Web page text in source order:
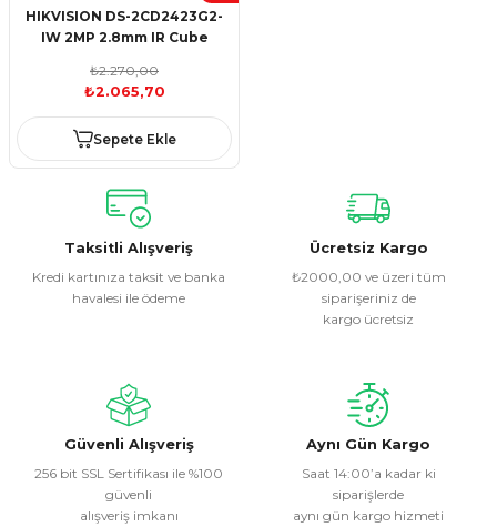
HIKVISION DS-2CD2423G2-
IW 2MP 2.8mm IR Cube
₺2.270,00
₺2.065,70
Sepete Ekle
Taksitli Alışveriş
Kredi kartınıza taksit ve banka
havalesi ile ödeme
Ücretsiz Kargo
₺2000,00 ve üzeri tüm
siparişeriniz de
kargo ücretsiz
Güvenli Alışveriş
256 bit SSL Sertifikası ile %100
güvenli
alışveriş imkanı
Aynı Gün Kargo
Saat 14:00’a kadar ki
siparişlerde
aynı gün kargo hizmeti